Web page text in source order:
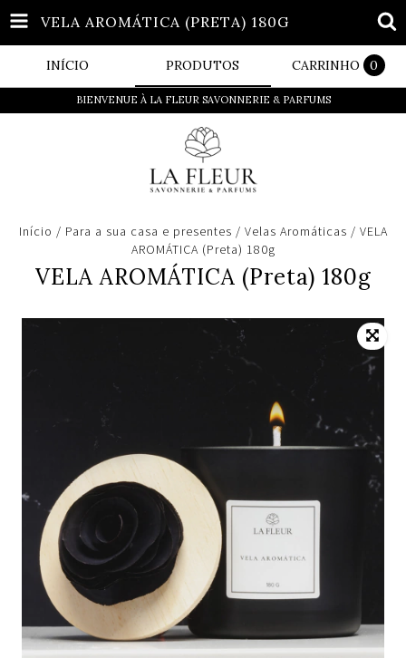
VELA AROMÁTICA (PRETA) 180G
INÍCIO PRODUTOS CARRINHO 0
BIENVENUE À LA FLEUR SAVONNERIE & PARFUMS
Início / Para a sua casa e presentes / Velas Aromáticas / VELA
AROMÁTICA (Preta) 180g
VELA AROMÁTICA (Preta) 180g